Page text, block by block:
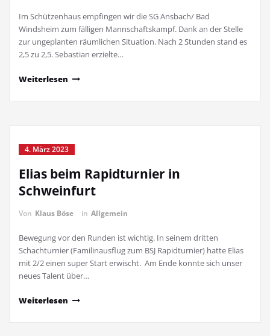
Im Schützenhaus empfingen wir die SG Ansbach/ Bad
Windsheim zum fälligen Mannschaftskampf. Dank an der Stelle
zur ungeplanten räumlichen Situation. Nach 2 Stunden stand es
2,5 zu 2,5. Sebastian erzielte…
Weiterlesen
4. März 2023
Elias beim Rapidturnier in
Schweinfurt
Von Klaus Böse in Allgemein
Bewegung vor den Runden ist wichtig. In seinem dritten
Schachturnier (Familinausflug zum BSJ Rapidturnier) hatte Elias
mit 2/2 einen super Start erwischt. Am Ende konnte sich unser
neues Talent über…
Weiterlesen